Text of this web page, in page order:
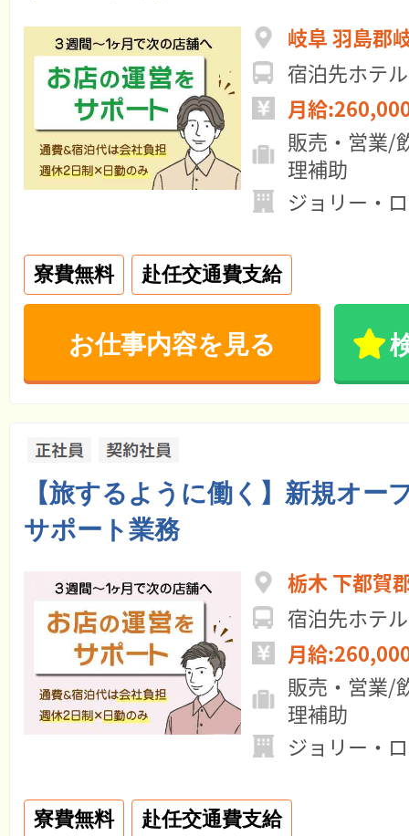
岐阜 羽島郡
宿泊先ホテ
月給
販売・営業/
理補助
ジョリー・
寮費無料 赴任交通費支給
お仕事内容を見る
【旅するように働く】新規オー
サポート業務
栃木 下都賀
宿泊先ホテ
月給
販売・営業/
理補助
ジョリー・
寮費無料 赴任交通費支給